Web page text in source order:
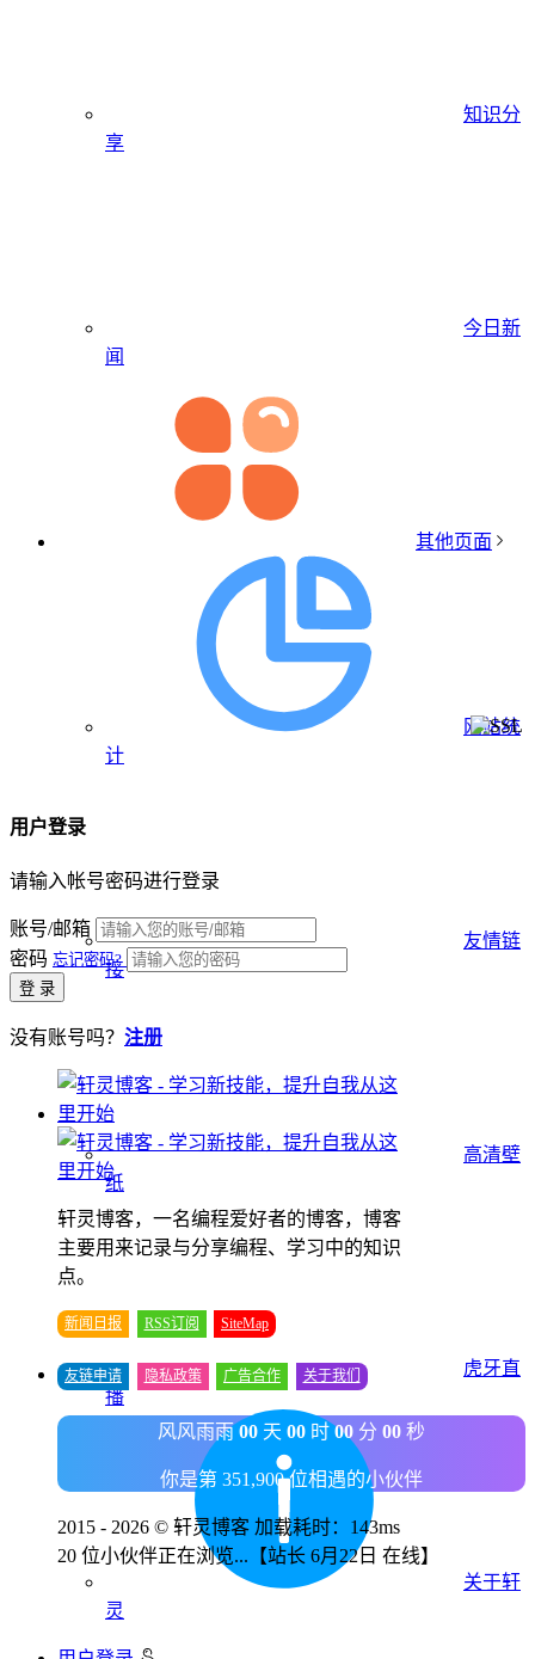
知识分
享
今日新
闻
其他页面
网站统
计
友情链
接
高清壁
纸
虎牙直
播
关于轩
灵
用户登录
请输入帐号密码进行登录
账号/邮箱
密码 忘记密码?
登 录
没有账号吗？ 注册
轩灵博客，一名编程爱好者的博客，博客
主要用来记录与分享编程、学习中的知识
点。
新闻日报 RSS订阅 SiteMap
友链申请 隐私政策 广告合作 关于我们
风风雨雨 00 天 00 时 00 分 00 秒
你是第 351,900 位相遇的小伙伴
2015 - 2026 © 轩灵博客 加载耗时：143ms
20 位小伙伴正在浏览... 【站长 6月22日 在线】